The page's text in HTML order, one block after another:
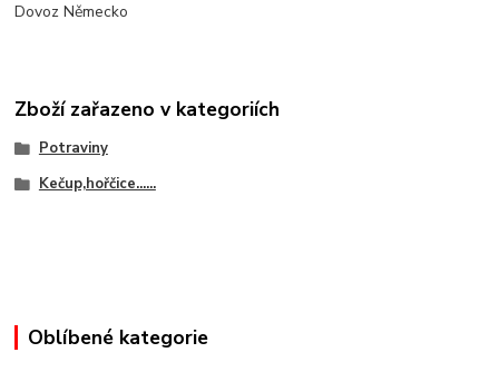
Dovoz Německo
Zboží zařazeno v kategoriích
Potraviny
Kečup,hořčice......
Oblíbené kategorie